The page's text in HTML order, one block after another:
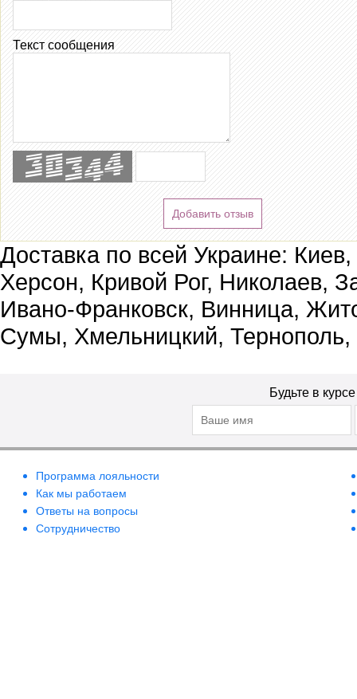
Текст сообщения
Добавить отзыв
Доставка по всей Украине:
Херсон, Кривой Рог, Николаев,
Ивано-Франковск, Винница,
Сумы, Хмельницкий, Тернополь,
Будьте в
Программа лояльности
Как мы работаем
Ответы на вопросы
Сотрудничество